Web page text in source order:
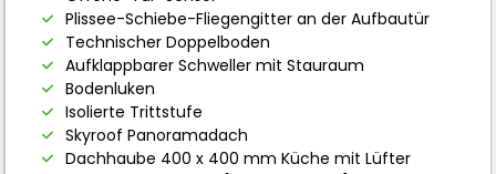
Plissee-Schiebe-Fliegengitter an der Aufbautür
Technischer Doppelboden
Aufklappbarer Schweller mit Stauraum
Bodenluken
Isolierte Trittstufe
Skyroof Panoramadach
Dachhaube 400 x 400 mm Küche mit Lüfter